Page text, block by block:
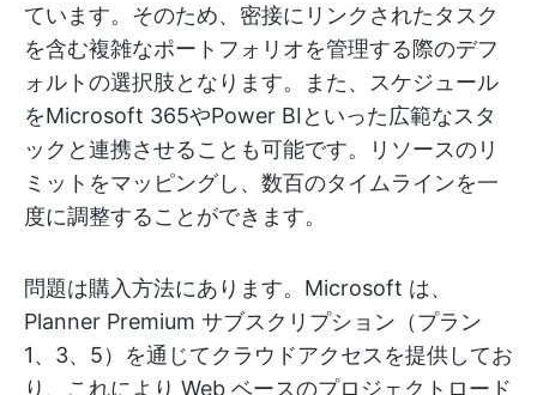
ています。そのため、密接にリンクされたタスク
を含む複雑なポートフォリオを管理する際のデフ
ォルトの選択肢となります。また、スケジュール
をMicrosoft 365やPower BIといった広範なスタ
ックと連携させることも可能です。リソースのリ
ミットをマッピングし、数百のタイムラインを一
度に調整することができます。
問題は購入方法にあります。Microsoft は、
Planner Premium サブスクリプション（プラン
1、3、5）を通じてクラウドアクセスを提供してお
り、これにより Web ベースのプロジェクトロード